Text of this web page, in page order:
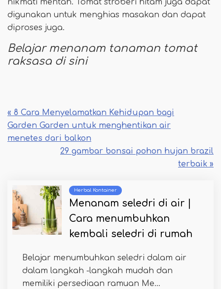
nikmati mentah. Tomat stroberi hitam juga dapat
digunakan untuk menghias masakan dan dapat
diproses juga.
Belajar menanam tanaman tomat
raksasa di sini
« 8 Cara Menyelamatkan Kehidupan bagi
Garden Garden untuk menghentikan air
menetes dari balkon
29 gambar bonsai pohon hujan brazil
terbaik »
Herbal Kontainer
Menanam seledri di air |
Cara menumbuhkan
kembali seledri di rumah
Belajar menumbuhkan seledri dalam air
dalam langkah -langkah mudah dan
memiliki persediaan ramuan Me...